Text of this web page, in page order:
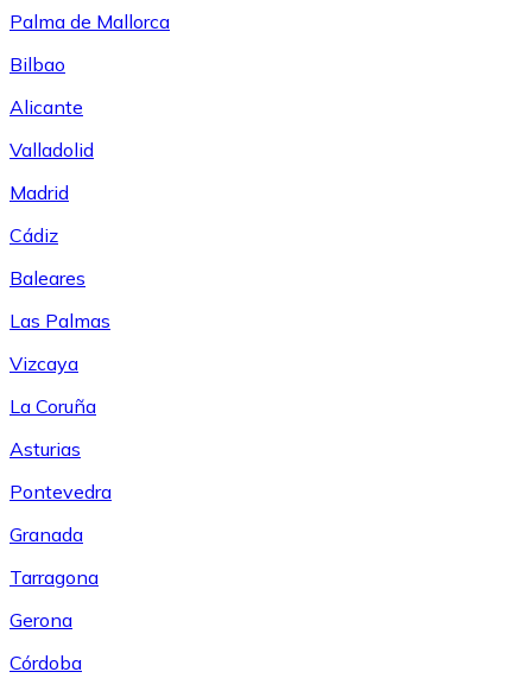
Palma de Mallorca
Bilbao
Alicante
Valladolid
Madrid
Cádiz
Baleares
Las Palmas
Vizcaya
La Coruña
Asturias
Pontevedra
Granada
Tarragona
Gerona
Córdoba